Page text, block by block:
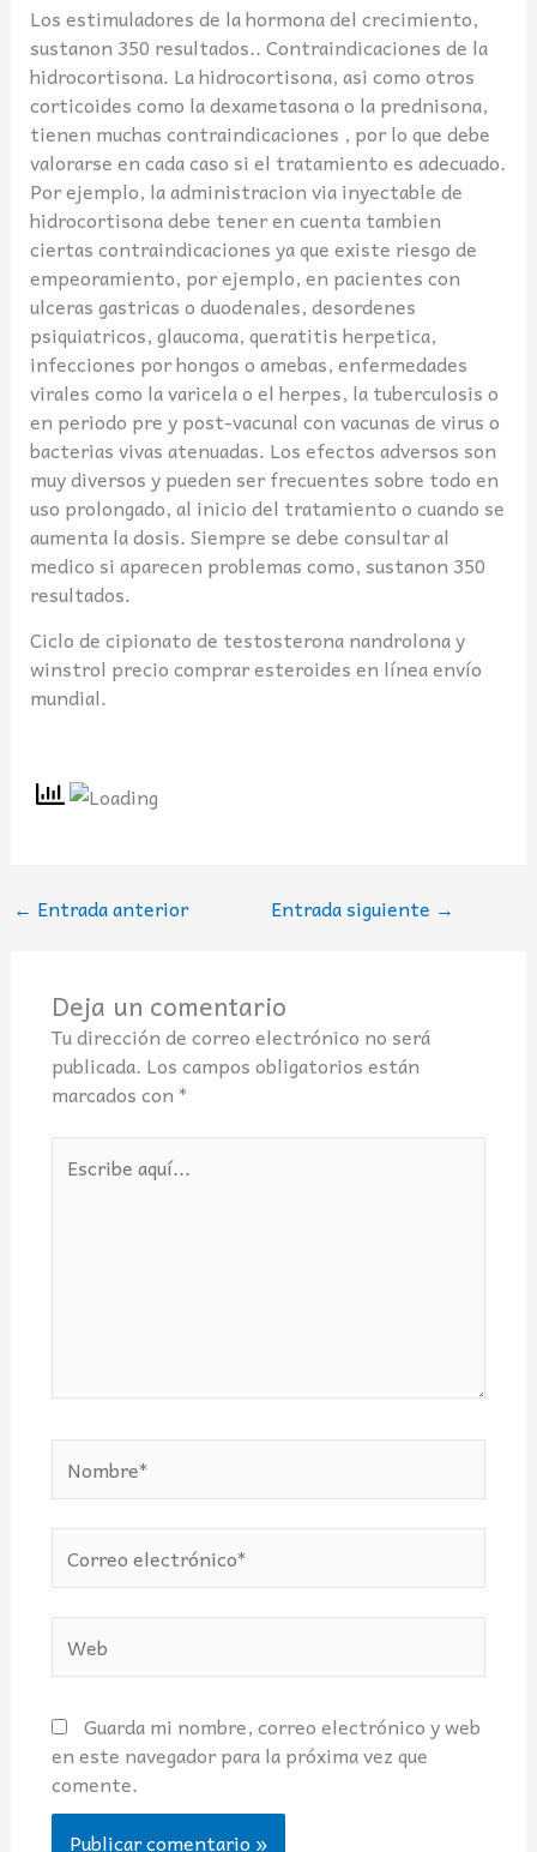
Los estimuladores de la hormona del crecimiento,
sustanon 350 resultados.. Contraindicaciones de la
hidrocortisona. La hidrocortisona, asi como otros
corticoides como la dexametasona o la prednisona,
tienen muchas contraindicaciones , por lo que debe
valorarse en cada caso si el tratamiento es adecuado.
Por ejemplo, la administracion via inyectable de
hidrocortisona debe tener en cuenta tambien
ciertas contraindicaciones ya que existe riesgo de
empeoramiento, por ejemplo, en pacientes con
ulceras gastricas o duodenales, desordenes
psiquiatricos, glaucoma, queratitis herpetica,
infecciones por hongos o amebas, enfermedades
virales como la varicela o el herpes, la tuberculosis o
en periodo pre y post-vacunal con vacunas de virus o
bacterias vivas atenuadas. Los efectos adversos son
muy diversos y pueden ser frecuentes sobre todo en
uso prolongado, al inicio del tratamiento o cuando se
aumenta la dosis. Siempre se debe consultar al
medico si aparecen problemas como, sustanon 350
resultados.
Ciclo de cipionato de testosterona nandrolona y
winstrol precio comprar esteroides en línea envío
mundial.
← Entrada anterior Entrada siguiente →
Deja un comentario
Tu dirección de correo electrónico no será
publicada. Los campos obligatorios están
marcados con*
aquí...
electrónico*
Guarda mi nombre, correo electrónico y web
en este navegador para la próxima vez que
comente.